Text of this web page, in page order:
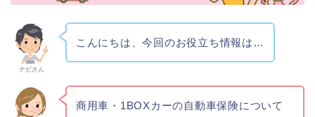
ナビさん
こんにちは、今回のお役立ち情報は…
商用車・1BOXカーの自動車保険について